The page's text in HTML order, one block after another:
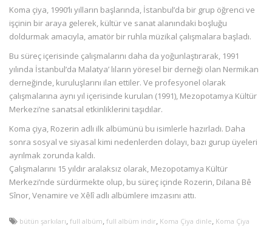
Koma çiya, 1990’lı yılların başlarında, İstanbul’da bir grup öğrenci ve
işçinin bir araya gelerek, kültür ve sanat alanındaki boşluğu
doldurmak amacıyla, amatör bir ruhla müzikal çalışmalara başladı.
Bu süreç içerisinde çalışmalarını daha da yoğunlaştırarak, 1991
yılında İstanbul’da Malatya’ lıların yöresel bir derneği olan Nermikan
derneğinde, kuruluşlarını ilan ettiler. Ve profesyonel olarak
çalışmalarına aynı yıl içerisinde kurulan (1991), Mezopotamya Kültür
Merkezi’ne sanatsal etkinliklerini taşıdılar.
Koma çiya, Rozerin adlı ilk albümünü bu isimlerle hazırladı. Daha
sonra sosyal ve siyasal kimi nedenlerden dolayı, bazı gurup üyeleri
ayrılmak zorunda kaldı.
Çalışmalarını 15 yıldır aralaksız olarak, Mezopotamya Kültür
Merkezi’nde sürdürmekte olup, bu süreç içinde Rozerin, Dilana Bê
Sînor, Venamire ve Xêlî adlı albümlere imzasını attı.
bütün şarkıları, full albüm, full albüm indir, Koma Çiya dinle, Koma Çiya